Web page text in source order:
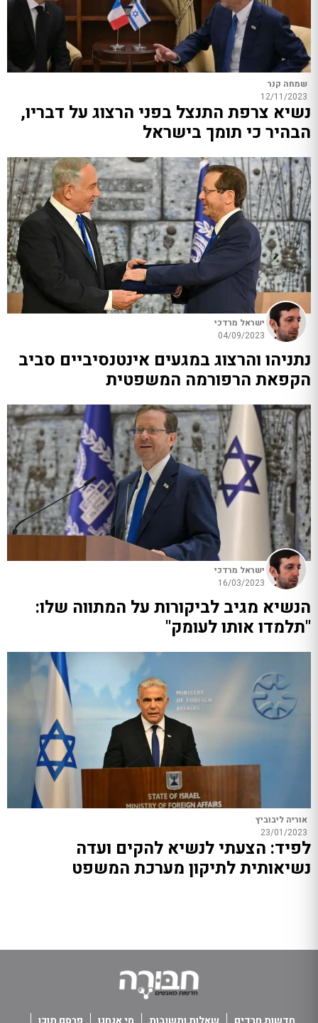
שמחה קנר
12/11/2023
נשיא צרפת התנצל בפני הרצוג על דבריו,
הבהיר כי תומך בישראל
ישראל מרדכי
04/09/2023
נתניהו והרצוג במגעים אינטנסיביים סביב
הקפאת הרפורמה המשפטית
ישראל מרדכי
16/03/2023
הנשיא מגיב לביקורות על המתווה שלו:
"תלמדו אותו לעומק"
אוריה ליבוביץ
23/01/2023
לפיד: הצעתי לנשיא להקים ועדה
נשיאותית לתיקון מערכת המשפט